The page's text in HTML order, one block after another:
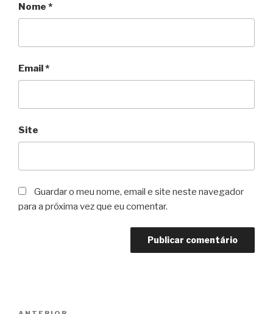
Nome *
Email*
Site
Guardar o meu nome, email e site neste navegador
para a próxima vez que eu comentar.